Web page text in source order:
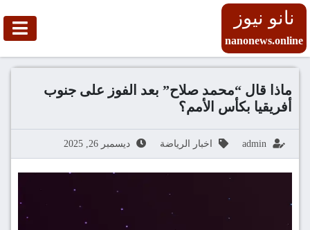
نانو نيوز
nanonews.online
ماذا قال “محمد صلاح” بعد الفوز على جنوب
أفريقيا بكأس الأمم؟
admin اخبار الرياضة ديسمبر 26, 2025